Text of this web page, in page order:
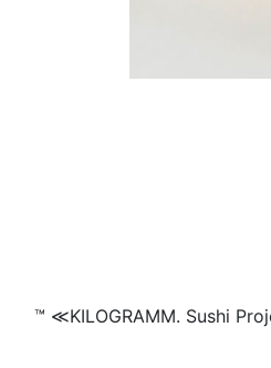
™ ≪KILOGRAMM. Sushi